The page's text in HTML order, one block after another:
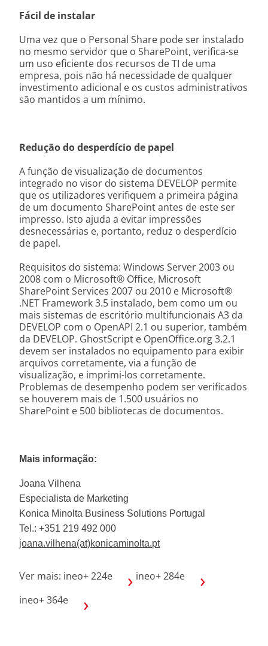
Fácil de instalar
Uma vez que o Personal Share pode ser instalado
no mesmo servidor que o SharePoint, verifica-se
um uso eficiente dos recursos de TI de uma
empresa, pois não há necessidade de qualquer
investimento adicional e os custos administrativos
são mantidos a um mínimo.
Redução do desperdício de papel
A função de visualização de documentos
integrado no visor do sistema DEVELOP permite
que os utilizadores verifiquem a primeira página
de um documento SharePoint antes de este ser
impresso. Isto ajuda a evitar impressões
desnecessárias e, portanto, reduz o desperdício
de papel.
Requisitos do sistema: Windows Server 2003 ou
2008 com o Microsoft® Office, Microsoft
SharePoint Services 2007 ou 2010 e Microsoft®
.NET Framework 3.5 instalado, bem como um ou
mais sistemas de escritório multifuncionais A3 da
DEVELOP com o OpenAPI 2.1 ou superior, também
da DEVELOP. GhostScript e OpenOffice.org 3.2.1
devem ser instalados no equipamento para exibir
arquivos corretamente, via a função de
visualização, e imprimi-los corretamente.
Problemas de desempenho podem ser verificados
se houverem mais de 1.500 usuários no
SharePoint e 500 bibliotecas de documentos.
Mais informação:
Joana Vilhena
Especialista de Marketing
Konica Minolta Business Solutions Portugal
Tel.: +351 219 492 000
joana.vilhena(at)konicaminolta.pt
Ver mais: ineo+ 224e
ineo+ 284e
ineo+ 364e